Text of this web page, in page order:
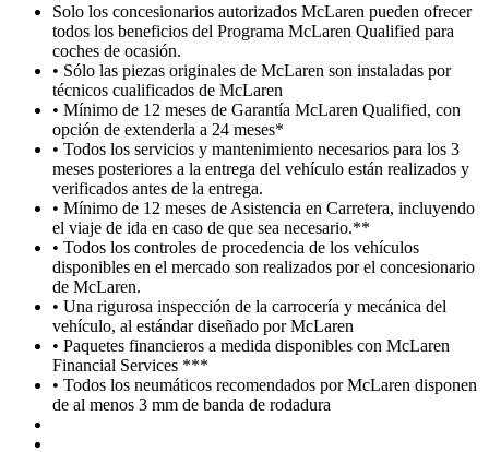
Solo los concesionarios autorizados McLaren pueden ofrecer
todos los beneficios del Programa McLaren Qualified para
coches de ocasión.
• Sólo las piezas originales de McLaren son instaladas por
técnicos cualificados de McLaren
• Mínimo de 12 meses de Garantía McLaren Qualified, con
opción de extenderla a 24 meses*
• Todos los servicios y mantenimiento necesarios para los 3
meses posteriores a la entrega del vehículo están realizados y
verificados antes de la entrega.
• Mínimo de 12 meses de Asistencia en Carretera, incluyendo
el viaje de ida en caso de que sea necesario.**
• Todos los controles de procedencia de los vehículos
disponibles en el mercado son realizados por el concesionario
de McLaren.
• Una rigurosa inspección de la carrocería y mecánica del
vehículo, al estándar diseñado por McLaren
• Paquetes financieros a medida disponibles con McLaren
Financial Services ***
• Todos los neumáticos recomendados por McLaren disponen
de al menos 3 mm de banda de rodadura